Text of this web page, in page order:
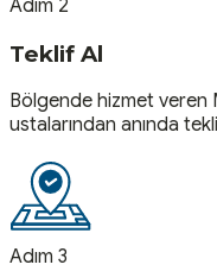
Adım 2
Teklif Al
Bölgende hizmet veren
ustalarından anında
Adım 3